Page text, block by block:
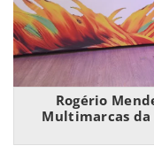
Rogério
Multimarcas da